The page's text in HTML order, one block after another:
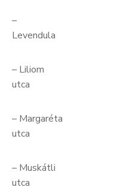
–
– Liliom
– Margaréta
– Muskátli